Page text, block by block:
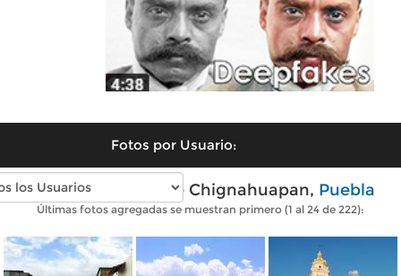
Fotos por Usuario:
Fotos modernas de Chignahuapan, Puebla
Últimas fotos agregadas se muestran primero (1 al 24 de 222):